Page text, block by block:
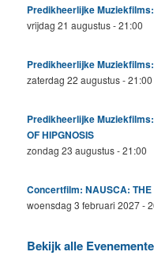
Predikheerlijke
vrijdag 21 augustus - 21:00
Predikheerlijke Muziekfilms:
zaterdag 22 augustus - 21:00
Predikheerlijke Muziekfilms:
OF HIPGNOSIS
zondag 23 augustus - 21:00
Concertfilm: NAUSCA: THE
woensdag 3 februari 2027 -
Bekijk alle